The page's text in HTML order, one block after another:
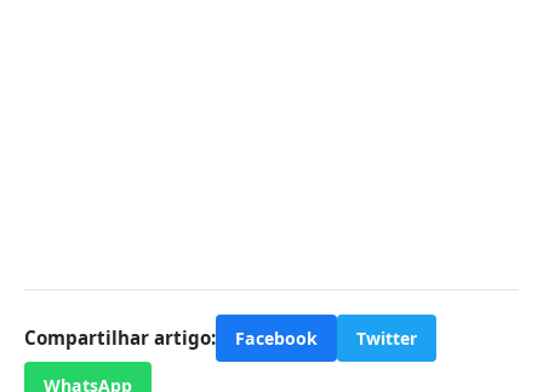
Compartilhar artigo: Facebook Twitter
WhatsApp